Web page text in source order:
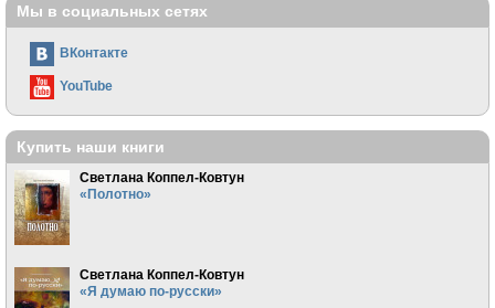
Мы в социальных сетях
ВКонтакте
YouTube
Купить наши книги
Светлана Коппел-Ковтун
«Полотно»
Светлана Коппел-Ковтун
«Я думаю по-русски»